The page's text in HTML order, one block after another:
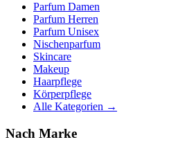
Parfum Damen
Parfum Herren
Parfum Unisex
Nischenparfum
Skincare
Makeup
Haarpflege
Körperpflege
Alle Kategorien →
Nach Marke